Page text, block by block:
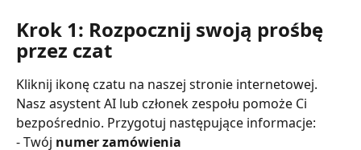
Krok 1: Rozpocznij swoją prośbę
przez czat
Kliknij ikonę czatu na naszej stronie internetowej.
Nasz asystent AI lub członek zespołu pomoże Ci
bezpośrednio. Przygotuj następujące informacje:
- Twój numer zamówienia